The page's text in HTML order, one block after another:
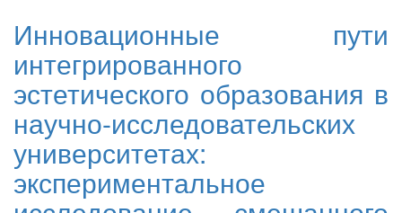
Инновационные пути
интегрированного
эстетического образования в
научно-исследовательских
университетах:
экспериментальное